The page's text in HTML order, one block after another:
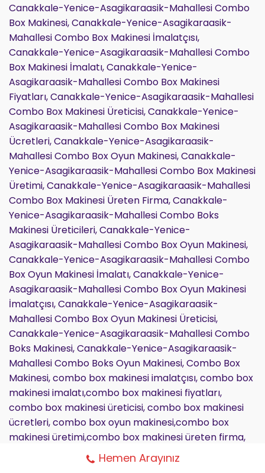
Canakkale-Yenice-Asagikaraasik-Mahallesi Combo
Box Makinesi, Canakkale-Yenice-Asagikaraasik-
Mahallesi Combo Box Makinesi İmalatçısı,
Canakkale-Yenice-Asagikaraasik-Mahallesi Combo
Box Makinesi İmalatı, Canakkale-Yenice-
Asagikaraasik-Mahallesi Combo Box Makinesi
Fiyatları, Canakkale-Yenice-Asagikaraasik-Mahallesi
Combo Box Makinesi Üreticisi, Canakkale-Yenice-
Asagikaraasik-Mahallesi Combo Box Makinesi
Ücretleri, Canakkale-Yenice-Asagikaraasik-
Mahallesi Combo Box Oyun Makinesi, Canakkale-
Yenice-Asagikaraasik-Mahallesi Combo Box Makinesi
Üretimi, Canakkale-Yenice-Asagikaraasik-Mahallesi
Combo Box Makinesi Üreten Firma, Canakkale-
Yenice-Asagikaraasik-Mahallesi Combo Boks
Makinesi Üreticileri, Canakkale-Yenice-
Asagikaraasik-Mahallesi Combo Box Oyun Makinesi,
Canakkale-Yenice-Asagikaraasik-Mahallesi Combo
Box Oyun Makinesi İmalatı, Canakkale-Yenice-
Asagikaraasik-Mahallesi Combo Box Oyun Makinesi
İmalatçısı, Canakkale-Yenice-Asagikaraasik-
Mahallesi Combo Box Oyun Makinesi Üreticisi,
Canakkale-Yenice-Asagikaraasik-Mahallesi Combo
Boks Makinesi, Canakkale-Yenice-Asagikaraasik-
Mahallesi Combo Boks Oyun Makinesi, Combo Box
Makinesi, combo box makinesi imalatçısı, combo box
makinesi imalatı,combo box makinesi fiyatları,
combo box makinesi üreticisi, combo box makinesi
ücretleri, combo box oyun makinesi,combo box
makinesi üretimi,combo box makinesi üreten firma,
combo boks makinesi üreticileri,combo box oyun
makinesi, combo box oyun makinesi imalatı, combo
Hemen Arayınız